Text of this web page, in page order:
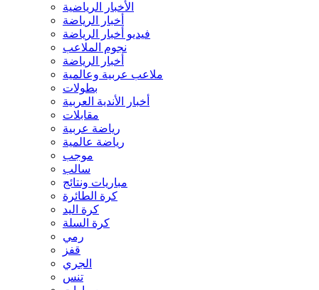
الأخبار الرياضية
أخبار الرياضة
فيديو أخبار الرياضة
نجوم الملاعب
أخبار الرياضة
ملاعب عربية وعالمية
بطولات
أخبار الأندية العربية
مقابلات
رياضة عربية
رياضة عالمية
موجب
سالب
مباريات ونتائج
كرة الطائرة
كرة اليد
كرة السلة
رمي
قفز
الجري
تنس